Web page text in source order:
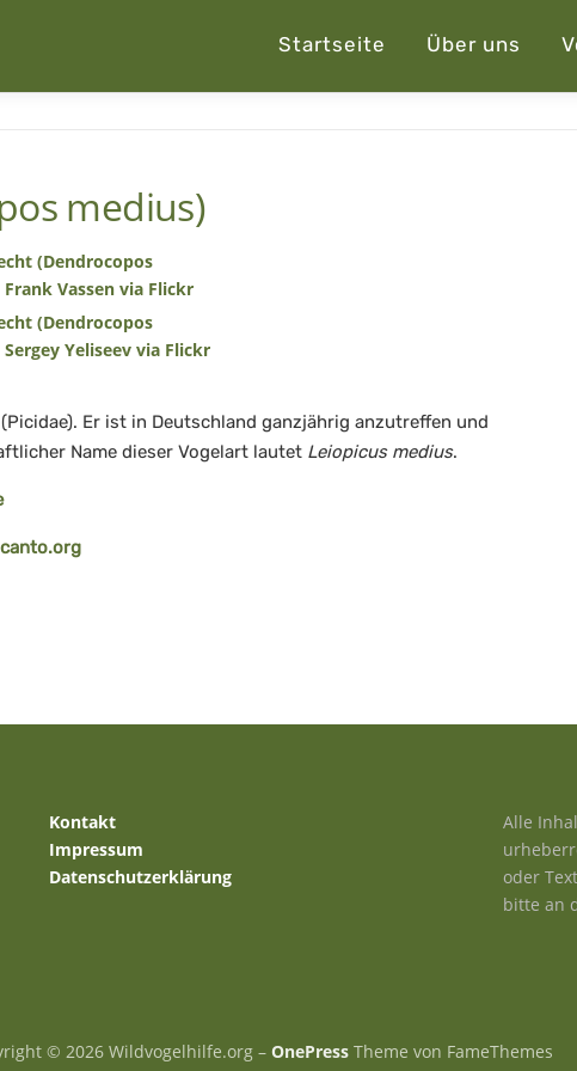
Startseite Über uns
medius)
Er ist in Deutschland ganzjährig anzutreffen und
Name dieser Vogelart lautet Leiopicus medius.
Kontakt
Impressum
Datenschutzerklärung
Alle
oder
bitte an
© 2026 Wildvogelhilfe.org – OnePressTheme von FameThemes